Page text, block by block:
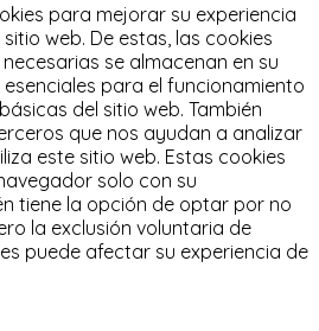
para mejorar su experiencia
web. De estas, las cookies
se almacenan en su
para el funcionamiento
del sitio web. También
que nos ayudan a analizar
este sitio web. Estas cookies
solo con su
tiene la opción de optar por no
la exclusión voluntaria de
puede afectar su experiencia de